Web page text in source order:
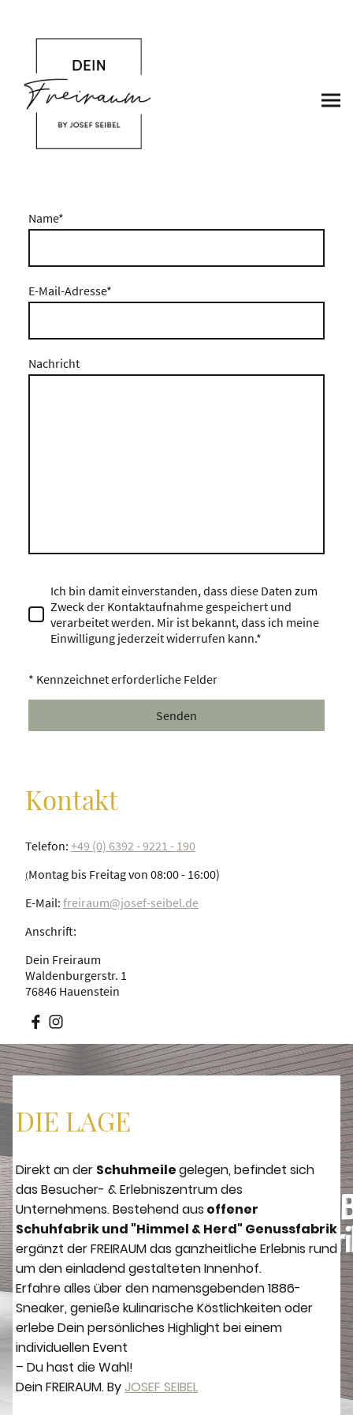
Name*
E-Mail-Adresse*
Nachricht
Ich bin damit einverstanden, dass diese Daten zum
Zweck der Kontaktaufnahme gespeichert und
verarbeitet werden. Mir ist bekannt, dass ich meine
Einwilligung jederzeit widerrufen kann.*
* Kennzeichnet erforderliche Felder
Senden
Kontakt
Telefon: +49 (0) 6392 - 9221 - 190
(Montag bis Freitag von 08:00 - 16:00)
E-Mail: freiraum@josef-seibel.de
Anschrift:
Dein Freiraum
Waldenburgerstr. 1
76846 Hauenstein
DIE LAGE
Direkt an der Schuhmeilegelegen, befindet sich
das Besucher- & Erlebniszentrum des
Unternehmens. Bestehend aus offener
Schuhfabrik und "Himmel & Herd" Genussfabrik
ergänzt der FREIRAUM das ganzheitliche Erlebnis rund
um den einladend gestalteten Innenhof.
Erfahre alles über den namensgebenden 1886-
Sneaker, genieße kulinarische Köstlichkeiten oder
erlebe Dein persönliches Highlight bei einem
individuellen Event
– Du hast die Wahl!
Dein FREIRAUM. By JOSEF SEIBEL